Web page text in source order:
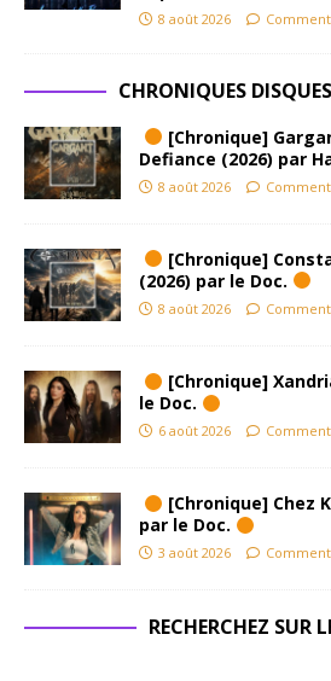
8 août 2026
CHRONIQUES
[Chronique]
Defiance (2026) par
8 août 2026
[Chronique]
(2026) par le Doc.
8 août 2026
[Chronique]
le Doc.
6 août 2026
[Chronique] Chez
par le Doc.
3 août 2026
RECHERCHEZ SUR